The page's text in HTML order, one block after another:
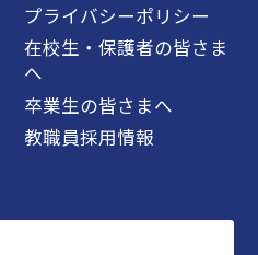
プライバシーポリシー
在校生・保護者の皆さま
へ
卒業生の皆さまへ
教職員採用情報